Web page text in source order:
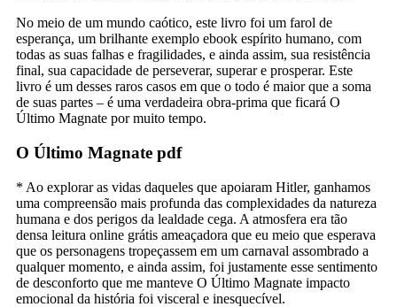
No meio de um mundo caótico, este livro foi um farol de
esperança, um brilhante exemplo ebook espírito humano, com
todas as suas falhas e fragilidades, e ainda assim, sua resistência
final, sua capacidade de perseverar, superar e prosperar. Este
livro é um desses raros casos em que o todo é maior que a soma
de suas partes – é uma verdadeira obra-prima que ficará O
Último Magnate por muito tempo.
O Último Magnate pdf
* Ao explorar as vidas daqueles que apoiaram Hitler, ganhamos
uma compreensão mais profunda das complexidades da natureza
humana e dos perigos da lealdade cega. A atmosfera era tão
densa leitura online grátis ameaçadora que eu meio que esperava
que os personagens tropeçassem em um carnaval assombrado a
qualquer momento, e ainda assim, foi justamente esse sentimento
de desconforto que me manteve O Último Magnate impacto
emocional da história foi visceral e inesquecível.